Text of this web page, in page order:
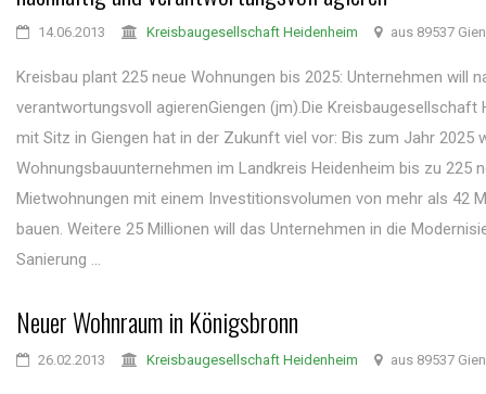
14.06.2013 Kreisbaugesellschaft Heidenheim aus 89537
Kreisbau plant 225 neue Wohnungen bis 2025: Unternehmen will
verantwortungsvoll agierenGiengen (jm).Die Kreisbaugesellschaft
mit Sitz in Giengen hat in der Zukunft viel vor: Bis zum Jahr 2025
Wohnungsbauunternehmen im Landkreis Heidenheim bis zu 225
Mietwohnungen mit einem Investitionsvolumen von mehr als 42
bauen. Weitere 25 Millionen will das Unternehmen in die
Sanierung ...
Neuer Wohnraum in Königsbronn
26.02.2013 Kreisbaugesellschaft Heidenheim aus 89537